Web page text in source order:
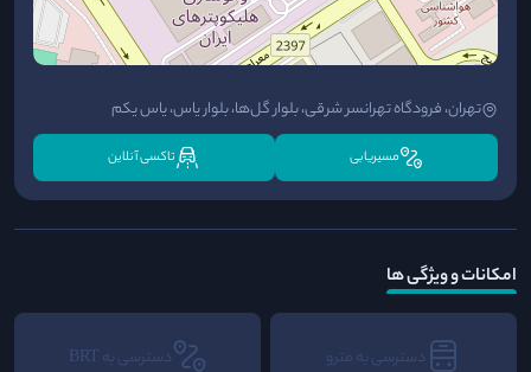
تهران، فرودگاه تهرانسر شرقی، بلوار گل‌ها، بلوار یاس، یاس یکم
مسیریابی تاکسی آنلاین
امکانات و ویژگی ها
دسترسی به مترو دسترسی به BRT